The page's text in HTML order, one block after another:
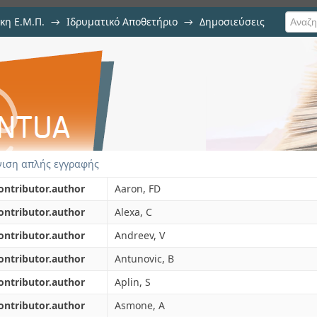
Ε.Μ.Π. → Ιδρυματικό Αποθετήριο → Δημοσιεύσεις
scattering of photons
απλής εγγραφής
Aaron, FD
Alexa, C
Andreev, V
Antunovic, B
Aplin, S
Asmone, A